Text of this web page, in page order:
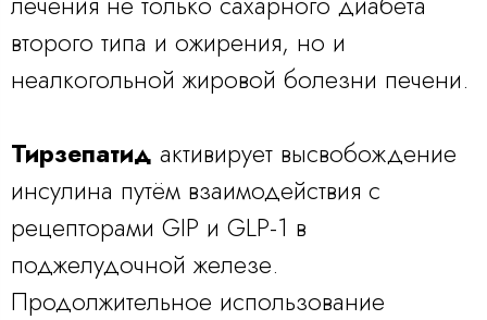
второго типа и ожирения, но и
неалкогольной жировой болезни печени.
Тирзепатид активирует высвобождение
инсулина путём взаимодействия с
рецепторами GIP и GLP-1 в
поджелудочной железе.
Продолжительное использование